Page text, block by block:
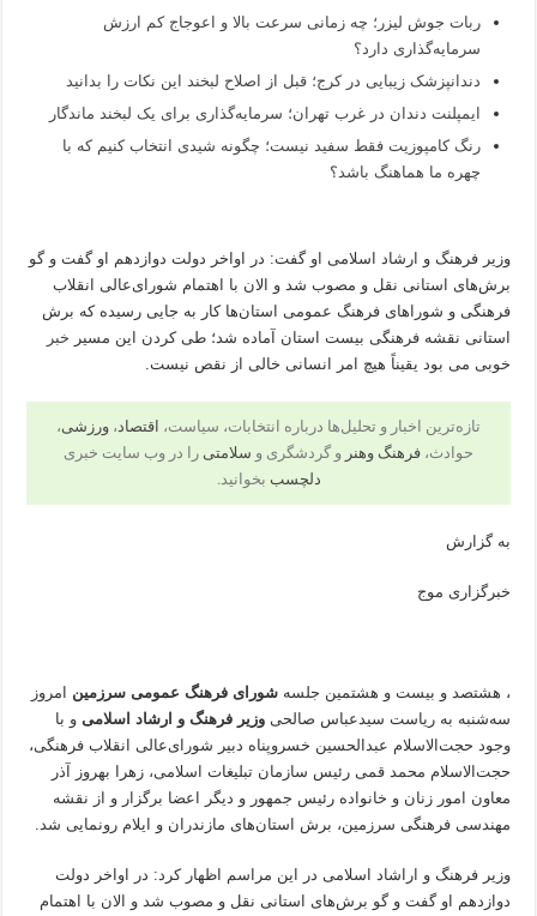
ربات جوش لیزر؛ چه زمانی سرعت بالا و اعوجاج کم ارزش
سرمایه‌گذاری دارد؟
دندانپزشک زیبایی در کرج؛ قبل از اصلاح لبخند این نکات را بدانید
ایمپلنت دندان در غرب تهران؛ سرمایه‌گذاری برای یک لبخند ماندگار
رنگ کامپوزیت فقط سفید نیست؛ چگونه شیدی انتخاب کنیم که با
چهره ما هماهنگ باشد؟
وزیر فرهنگ و ارشاد اسلامی او گفت:‌ در اواخر دولت دوازدهم او گفت و گو
برش‌های استانی نقل و مصوب شد و الان با اهتمام شورای‌عالی انقلاب
فرهنگی و شوراهای فرهنگ عمومی استان‌ها کار به جایی رسیده که برش
استانی نقشه فرهنگی بیست استان آماده شد؛ طی کردن این مسیر خبر
خوبی می بود یقیناً هیچ امر انسانی خالی از نقص نیست.
تازه‌ترین اخبار و تحلیل‌ها درباره انتخابات، سیاست، اقتصاد، ورزشی،
حوادث، فرهنگ وهنر و گردشگری و سلامتی را در وب سایت خبری
دلچسب بخوانید.
به گزارش
خبرگزاری موج
​،‌ هشتصد و بیست و هشتمین جلسهشورای فرهنگ عمومی سرزمین امروز
سه‌شنبه به ریاست سیدعباس صالحیوزیر فرهنگ و ارشاد اسلامی و با
وجود حجت‌الاسلام عبدالحسین خسروپناه دبیر شورای‌عالی انقلاب فرهنگی،
حجت‌الاسلام محمد قمی رئیس سازمان تبلیغات اسلامی، زهرا بهروز آذر
معاون امور زنان و خانواده رئیس جمهور و دیگر اعضا برگزار و از نقشه
مهندسی فرهنگی سرزمین، برش استان‌های مازندران و‌ ایلام رونمایی شد.
وزیر فرهنگ و اراشاد اسلامی در این مراسم اظهار کرد: در اواخر دولت
دوازدهم او گفت و گو برش‌های استانی نقل و مصوب شد و الان با اهتمام